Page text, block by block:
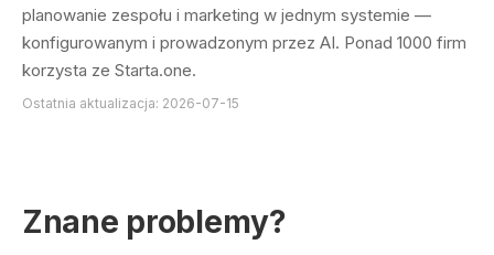
planowanie zespołu i marketing w jednym systemie —
konfigurowanym i prowadzonym przez AI. Ponad 1000 firm
korzysta ze Starta.one.
Ostatnia aktualizacja: 2026-07-15
Znane problemy?